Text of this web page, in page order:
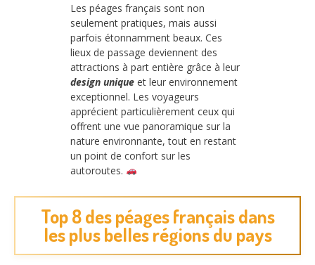
Les péages français sont non
seulement pratiques, mais aussi
parfois étonnamment beaux. Ces
lieux de passage deviennent des
attractions à part entière grâce à leur
design unique et leur environnement
exceptionnel. Les voyageurs
apprécient particulièrement ceux qui
offrent une vue panoramique sur la
nature environnante, tout en restant
un point de confort sur les
autoroutes.
Top 8 des péages français dans
les plus belles régions du pays